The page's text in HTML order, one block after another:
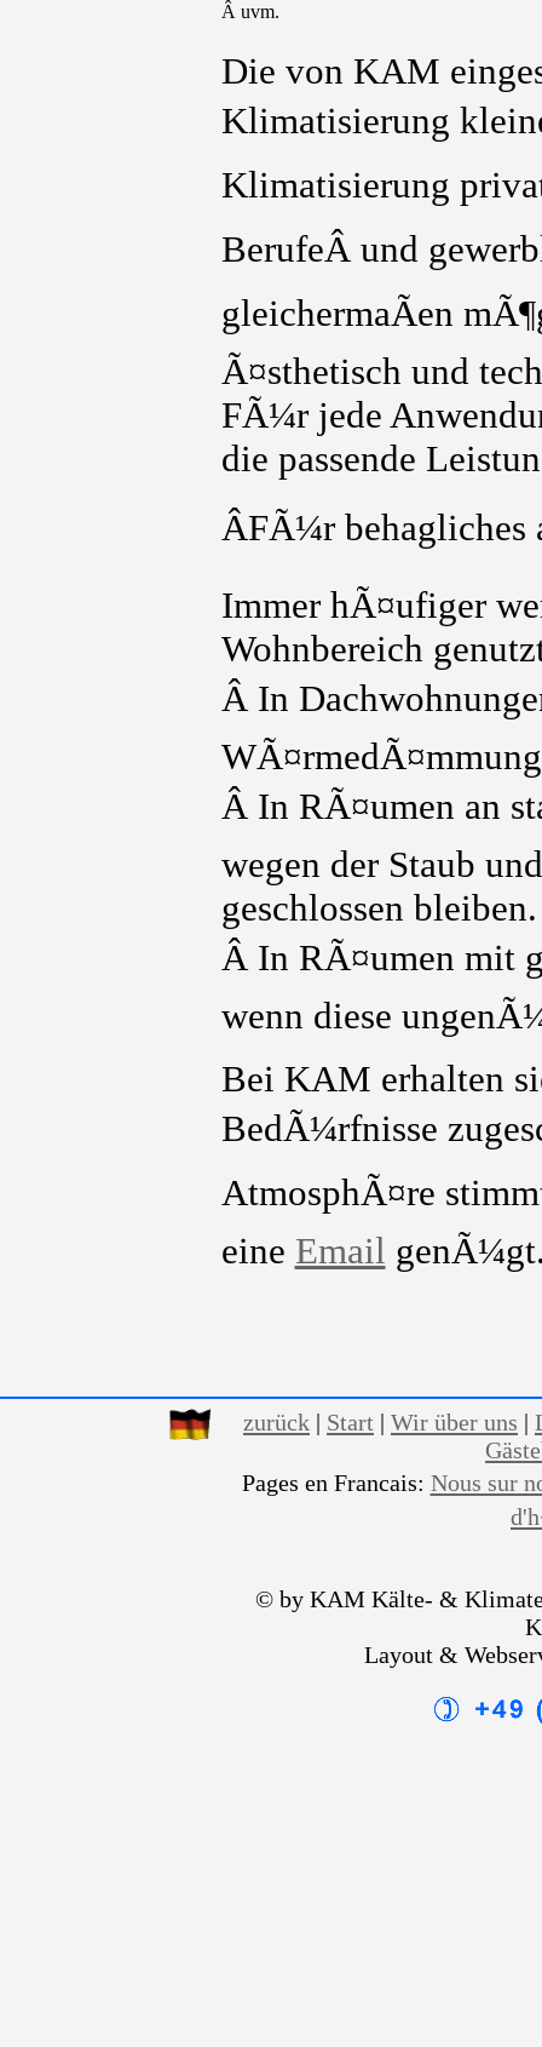
Â uvm.
Die von KAM
Klimatisierung
Klimatisierung
BerufeÂ und
gleichermaÃen
Ã¤sthetisch und
FÃ¼r jede
die passende
ÂFÃ¼r behagliches
Immer hÃ¤ufiger
Wohnbereich
Â In
Â In RÃ¤umen an
wegen der Staub
geschlossen bleiben.
Â In RÃ¤umen mit
wenn diese
Bei KAM erhalten
BedÃ¼rfnisse
AtmosphÃ¤re
eine Email
zurück | Start | Wir über uns |
Pages en Francais: Nous sur
© by KAM Kälte- &
Layout &